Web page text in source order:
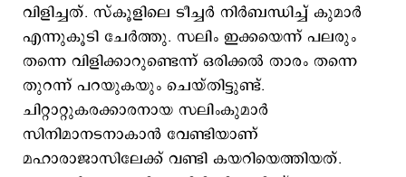
വിളിച്ചത്. സ്കൂളിലെ ടീച്ചര്‍ നിര്‍ബന്ധിച്ച് കുമാര്‍
എന്നുകൂടി ചേര്‍ത്തു. സലിം ഇക്കയെന്ന് പലരും
തന്നെ വിളിക്കാറുണ്ടെന്ന് ഒരിക്കല്‍ താരം തന്നെ
തുറന്ന് പറയുകയും ചെയ്തിട്ടുണ്ട്.
ചിറ്റാറ്റുകരക്കാരനായ സലിംകുമാര്‍
സിനിമാനടനാകാന്‍ വേണ്ടിയാണ്
മഹാരാജാസിലേക്ക് വണ്ടി കയറിയെത്തിയത്.